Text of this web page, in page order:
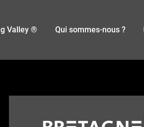
Valley ® Qui sommes-nous ?